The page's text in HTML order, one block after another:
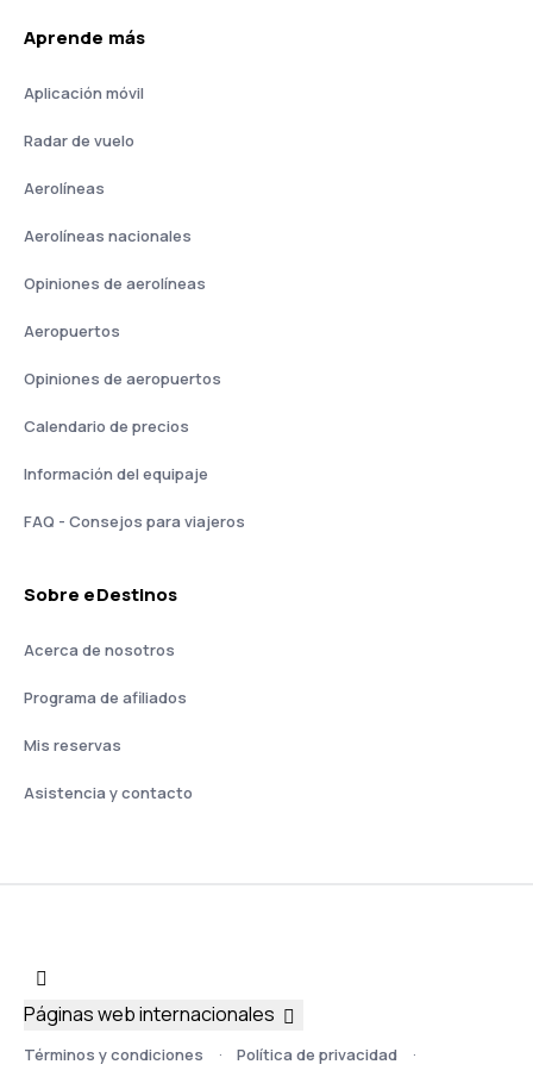
Aprende más
Aplicación móvil
Radar de vuelo
Aerolíneas
Aerolíneas nacionales
Opiniones de aerolíneas
Aeropuertos
Opiniones de aeropuertos
Calendario de precios
Información del equipaje
FAQ - Consejos para viajeros
Sobre eDestinos
Acerca de nosotros
Programa de afiliados
Mis reservas
Asistencia y contacto
Términos y condiciones Política de privacidad
Páginas web internacionales